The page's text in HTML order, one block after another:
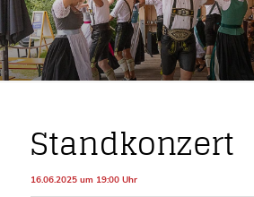
Standkonzert
16.06.2025 um 19:00 Uhr